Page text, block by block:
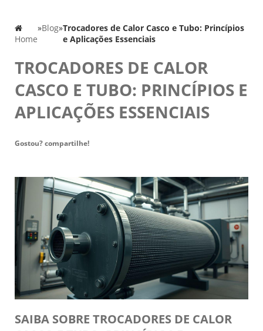
Home
»Blog»Trocadores de Calor Casco e Tubo: Princípios
e Aplicações Essenciais
TROCADORES DE CALOR
CASCO E TUBO: PRINCÍPIOS E
APLICAÇÕES ESSENCIAIS
Gostou? compartilhe!
SAIBA SOBRE TROCADORES DE CALOR